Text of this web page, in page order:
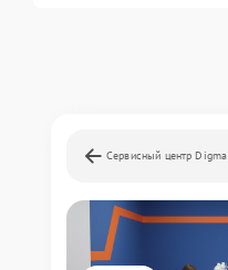
Сервисный центр Digma